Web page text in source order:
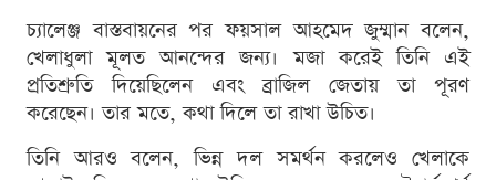
চ্যালেঞ্জ বাস্তবায়নের পর ফয়সাল আহমেদ জুম্মান বলেন,
খেলাধুলা মূলত আনন্দের জন্য। মজা করেই তিনি এই
প্রতিশ্রুতি দিয়েছিলেন এবং ব্রাজিল জেতায় তা পূরণ
করেছেন। তার মতে, কথা দিলে তা রাখা উচিত।
তিনি আরও বলেন, ভিন্ন দল সমর্থন করলেও খেলাকে